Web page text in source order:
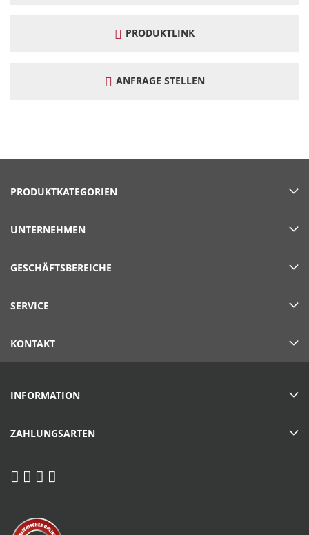
PRODUKTLINK
ANFRAGE STELLEN
PRODUKTKATEGORIEN
UNTERNEHMEN
GESCHÄFTSBEREICHE
SERVICE
KONTAKT
INFORMATION
ZAHLUNGSARTEN